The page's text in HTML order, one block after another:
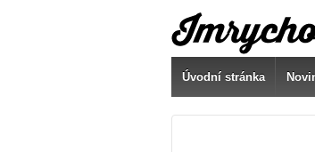
Úvodní stránka